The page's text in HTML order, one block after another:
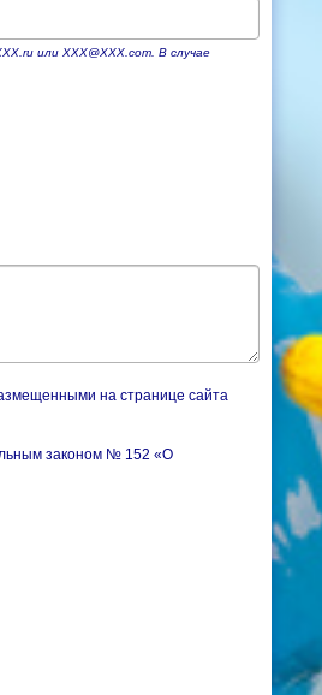
или XXX@XXX.com. В случае
на странице сайта
законом № 152 «О